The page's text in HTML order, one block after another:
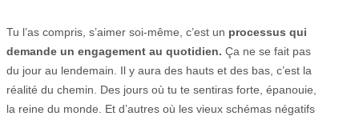
Tu l’as compris, s’aimer soi-même, c’est un processus qui
demande un engagement au quotidien. Ça ne se fait pas
du jour au lendemain. Il y aura des hauts et des bas, c’est la
réalité du chemin. Des jours où tu te sentiras forte, épanouie,
la reine du monde. Et d’autres où les vieux schémas négatifs